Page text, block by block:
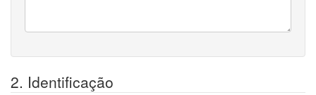
2. Identificação